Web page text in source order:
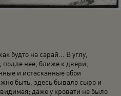
будто на сарай... В углу,
подле нее, ближе к двери,
и истасканные обои
быть, здесь бывало сыро и
даже у кровати не было